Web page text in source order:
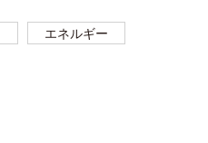
エネルギー